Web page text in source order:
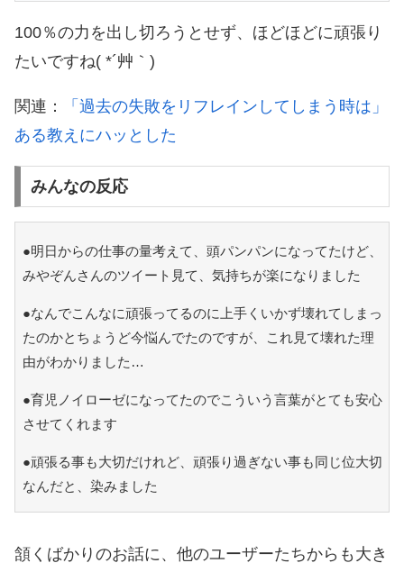
100％の力を出し切ろうとせず、ほどほどに頑張り
たいですね( *´艸｀)
関連：
「過去の失敗をリフレインしてしまう時は」
ある教えにハッとした
みんなの反応
●明日からの仕事の量考えて、頭パンパンになってたけど、
みやぞんさんのツイート見て、気持ちが楽になりました
●なんでこんなに頑張ってるのに上手くいかず壊れてしまっ
たのかとちょうど今悩んでたのですが、これ見て壊れた理
由がわかりました…
●育児ノイローゼになってたのでこういう言葉がとても安心
させてくれます
●頑張る事も大切だけれど、頑張り過ぎない事も同じ位大切
なんだと、染みました
頷くばかりのお話に、他のユーザーたちからも大き